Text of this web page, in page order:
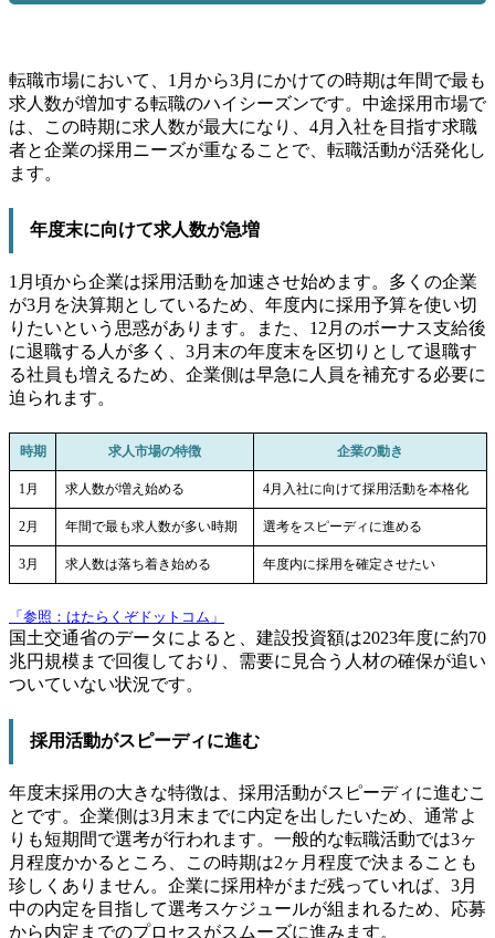
転職市場において、1月から3月にかけての時期は年間で最も
求人数が増加する転職のハイシーズンです。中途採用市場で
は、この時期に求人数が最大になり、4月入社を目指す求職
者と企業の採用ニーズが重なることで、転職活動が活発化し
ます。
年度末に向けて求人数が急増
1月頃から企業は採用活動を加速させ始めます。多くの企業
が3月を決算期としているため、年度内に採用予算を使い切
りたいという思惑があります。また、12月のボーナス支給後
に退職する人が多く、3月末の年度末を区切りとして退職す
る社員も増えるため、企業側は早急に人員を補充する必要に
迫られます。
時期 求人市場の特徴 企業の動き
1月 求人数が増え始める 4月入社に向けて採用活動を本格化
2月 年間で最も求人数が多い時期 選考をスピーディに進める
3月 求人数は落ち着き始める 年度内に採用を確定させたい
「参照：はたらくぞドットコム」
国土交通省のデータによると、建設投資額は2023年度に約70
兆円規模まで回復しており、需要に見合う人材の確保が追い
ついていない状況です。
採用活動がスピーディに進む
年度末採用の大きな特徴は、採用活動がスピーディに進むこ
とです。企業側は3月末までに内定を出したいため、通常よ
りも短期間で選考が行われます。一般的な転職活動では3ヶ
月程度かかるところ、この時期は2ヶ月程度で決まることも
珍しくありません。企業に採用枠がまだ残っていれば、3月
中の内定を目指して選考スケジュールが組まれるため、応募
から内定までのプロセスがスムーズに進みます。